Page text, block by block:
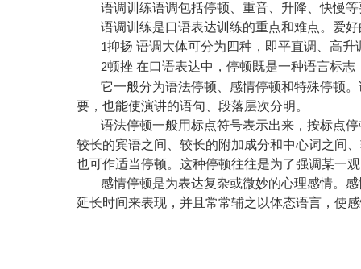
语调训练语调包括停顿、重音、升降、快慢
语调训练是口语表达训练的重点和难点。爱
1抑扬 语调大体可分为四种，即平直调、高升
2顿挫 在口语表达中，停顿既是一种语言标志
它一般分为语法停顿、感情停顿和特殊停顿
要，也能使演讲的语句、段落层次分明。
语法停顿一般用标点符号表示出来，按标点
较长的宾语之间、较长的附加成分和中心词之间
也可作适当停顿。这种停顿往往是为了强调某一
感情停顿是为表达复杂或微妙的心理感情。
延长时间来表现，并且常常辅之以体态语言，使